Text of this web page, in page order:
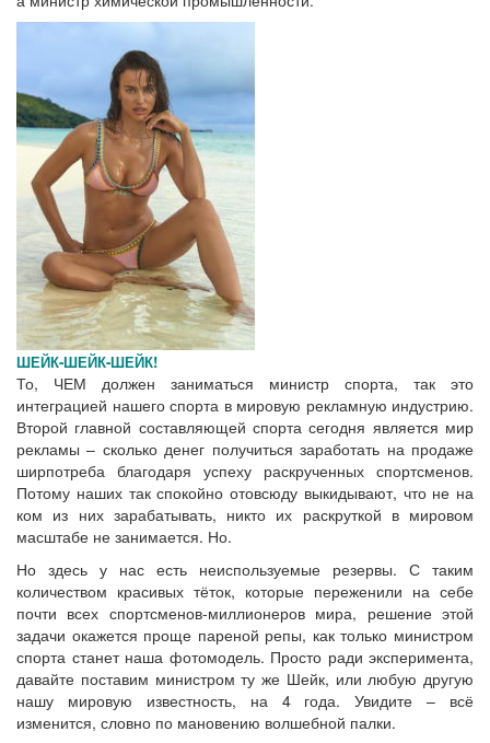
ШЕЙК-ШЕЙК-ШЕЙК!
То, ЧЕМ должен заниматься министр спорта, так это
интеграцией нашего спорта в мировую рекламную индустрию.
Второй главной составляющей спорта сегодня является мир
рекламы – сколько денег получиться заработать на продаже
ширпотреба благодаря успеху раскрученных спортсменов.
Потому наших так спокойно отовсюду выкидывают, что не на
ком из них зарабатывать, никто их раскруткой в мировом
масштабе не занимается. Но.
Но здесь у нас есть неиспользуемые резервы. С таким
количеством красивых тёток, которые переженили на себе
почти всех спортсменов-миллионеров мира, решение этой
задачи окажется проще пареной репы, как только министром
спорта станет наша фотомодель. Просто ради эксперимента,
давайте поставим министром ту же Шейк, или любую другую
нашу мировую известность, на 4 года. Увидите – всё
изменится, словно по мановению волшебной палки.